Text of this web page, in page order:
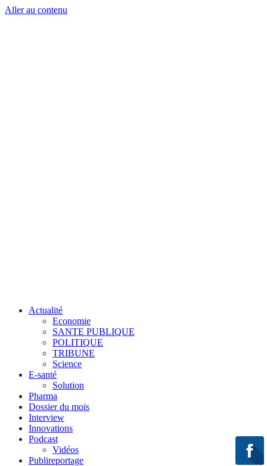
Aller au contenu
Actualité
Economie
SANTE PUBLIQUE
POLITIQUE
TRIBUNE
Science
E-santé
Solution
Pharma
Dossier du mois
Interview
Innovations
Podcast
Vidéos
Publireportage